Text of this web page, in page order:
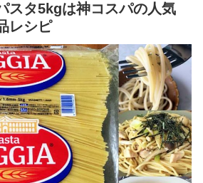
スタ5kgは神コスパの人気
レシピ